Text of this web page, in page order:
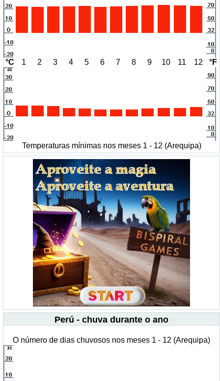
°C 1 2 3 4 5 6 7 8 9 10 11 12 °F
Temperaturas mínimas nos meses 1 - 12 (Arequipa)
Perú - chuva durante o ano
O número de dias chuvosos nos meses 1 - 12 (Arequipa)